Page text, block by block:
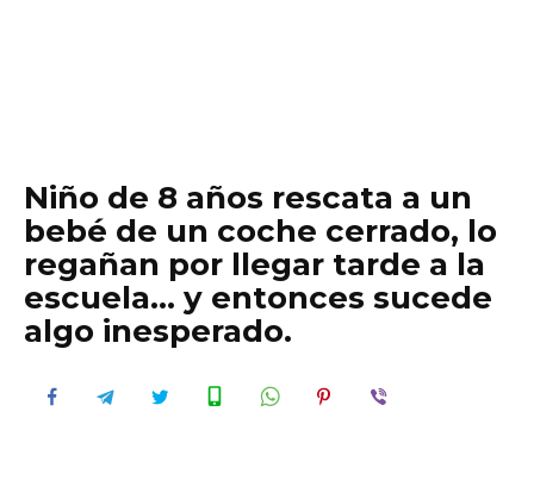
Niño de 8 años rescata a un
bebé de un coche cerrado, lo
regañan por llegar tarde a la
escuela… y entonces sucede
algo inesperado.